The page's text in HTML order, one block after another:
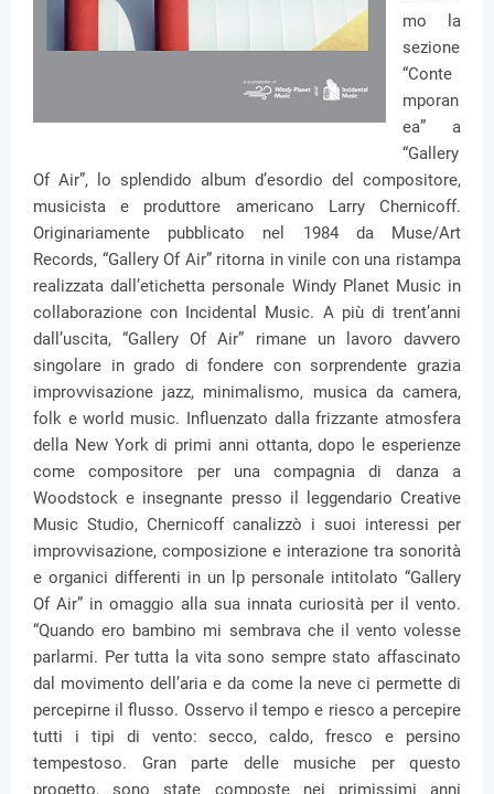
mo la
sezione
“Conte
mporan
ea” a
“Gallery
Of Air”, lo splendido album d’esordio del compositore,
musicista e produttore americano Larry Chernicoff.
Originariamente pubblicato nel 1984 da Muse/Art
Records, “Gallery Of Air” ritorna in vinile con una ristampa
realizzata dall’etichetta personale Windy Planet Music in
collaborazione con Incidental Music. A più di trent’anni
dall’uscita, “Gallery Of Air” rimane un lavoro davvero
singolare in grado di fondere con sorprendente grazia
improvvisazione jazz, minimalismo, musica da camera,
folk e world music. Influenzato dalla frizzante atmosfera
della New York di primi anni ottanta, dopo le esperienze
come compositore per una compagnia di danza a
Woodstock e insegnante presso il leggendario Creative
Music Studio, Chernicoff canalizzò i suoi interessi per
improvvisazione, composizione e interazione tra sonorità
e organici differenti in un lp personale intitolato “Gallery
Of Air” in omaggio alla sua innata curiosità per il vento.
“Quando ero bambino mi sembrava che il vento volesse
parlarmi. Per tutta la vita sono sempre stato affascinato
dal movimento dell’aria e da come la neve ci permette di
percepirne il flusso. Osservo il tempo e riesco a percepire
tutti i tipi di vento: secco, caldo, fresco e persino
tempestoso. Gran parte delle musiche per questo
progetto, sono state composte nei primissimi anni